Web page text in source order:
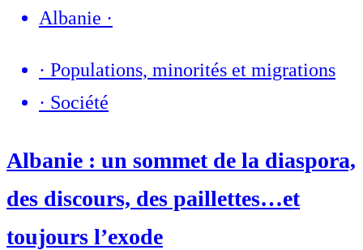
Albanie ·
· Populations, minorités et migrations
· Société
Albanie : un sommet de la diaspora,
des discours, des paillettes…et
toujours l’exode